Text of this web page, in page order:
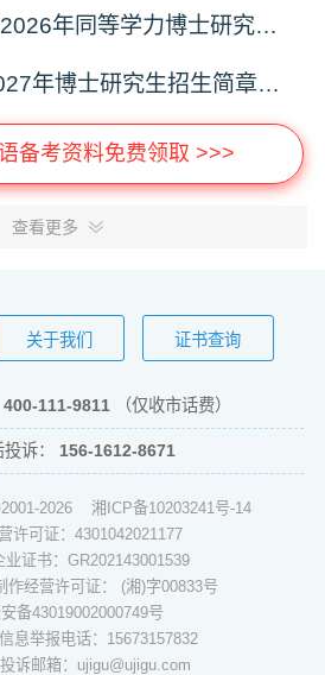
河南中医药大学2026年同等学力博士研究生招生拟进入复试人员名单公示
国防科技大学2027年博士研究生招生简章（预发版）
备考资料免费领取 >>>
查看更多
关于我们 证书查询
400-111-9811 （仅收市话费）
诉： 156-1612-8671
2026 湘ICP备10203241号-14
许可证：4301042021177
业证书：GR202143001539
作经营许可证： (湘)字00833号
备43019002000749号
息举报电话：15673157832
诉邮箱：ujigu@ujigu.com